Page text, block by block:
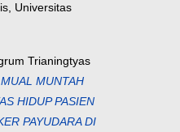
Universitas
Trianingtyas
MUNTAH
HIDUP PASIEN
PAYUDARA DI